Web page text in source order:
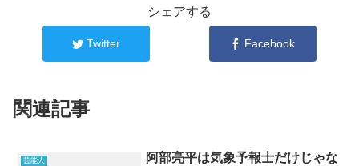
シェアする
Twitter Facebook
関連記事
芸能人
阿部亮平は気象予報士だけじゃな